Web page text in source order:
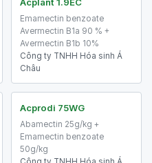
Emamectin benzoate
Avermectin B1a 90 % +
Avermectin B1b 10%
Công ty TNHH Hóa sinh Á
Châu
Acprodi 75WG
Abamectin 25g/kg +
Emamectin benzoate
50g/kg